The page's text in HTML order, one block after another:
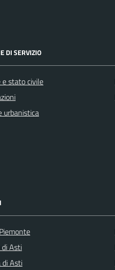
DI SERVIZIO
e stato civile
urbanistica
di Asti
di Asti